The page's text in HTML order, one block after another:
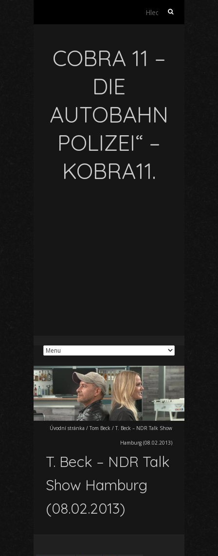
Vyhledávání
COBRA 11 –
DIE
AUTOBAHN
POLIZEI“ –
KOBRA11.
Úvodní stránka / Tom Beck / T. Beck – NDR Talk Show
Hamburg (08.02.2013)
T. Beck – NDR Talk
Show Hamburg
(08.02.2013)